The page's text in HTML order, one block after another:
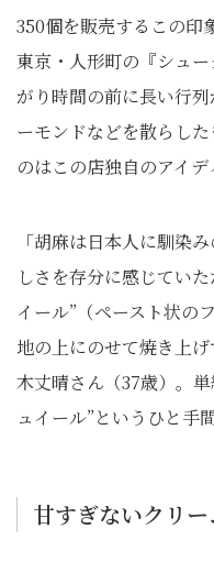
350個を販売するこの印
東京・人形町の『シュ
がり時間の前に長い行
ーモンドなどを散らし
のはこの店独自のアイデ
「胡麻は日本人に馴染
しさを存分に感じてい
イール”（ペースト状の
地の上にのせて焼き上
木丈晴さん（37歳）。
ュイール”というひと手
甘すぎないクリ